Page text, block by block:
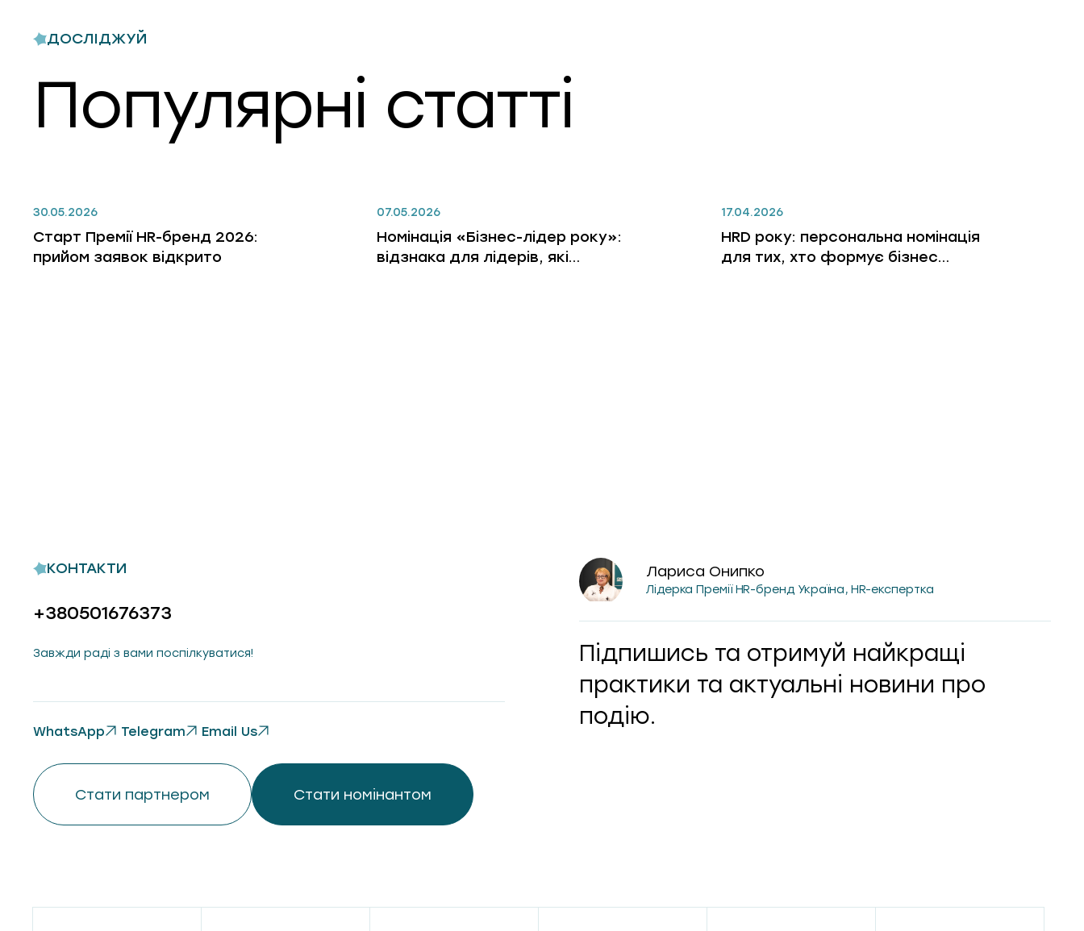
ДОСЛІДЖУЙ
Популярні статті
30.05.2026
Старт Премії HR-бренд 2026:
прийом заявок відкрито
07.05.2026
Номінація «Бізнес-лідер року»:
відзнака для лідерів, які
17.04.2026
HRD року: персональна номінація
для тих, хто формує бізнес
КОНТАКТИ
+380501676373
Завжди раді з вами поспілкуватися!
WhatsApp Telegram Email Us
Стати партнером Стати номінантом
Лариса Онипко
Лідерка Премії HR-бренд Україна, HR-експертка
Підпишись та отримуй найкращі
практики та актуальні новини про
подію.